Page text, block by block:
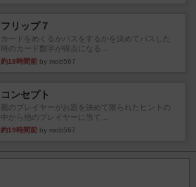
フリップ７
カードをめくるかパスをするかを決めてパスした
時のカード数字が得点になる...
約18時間前 by mob567
コンセプト
親のプレイヤーがお題を決めて限られたヒントの
中から他のプレイヤーに当て...
約19時間前 by mob567